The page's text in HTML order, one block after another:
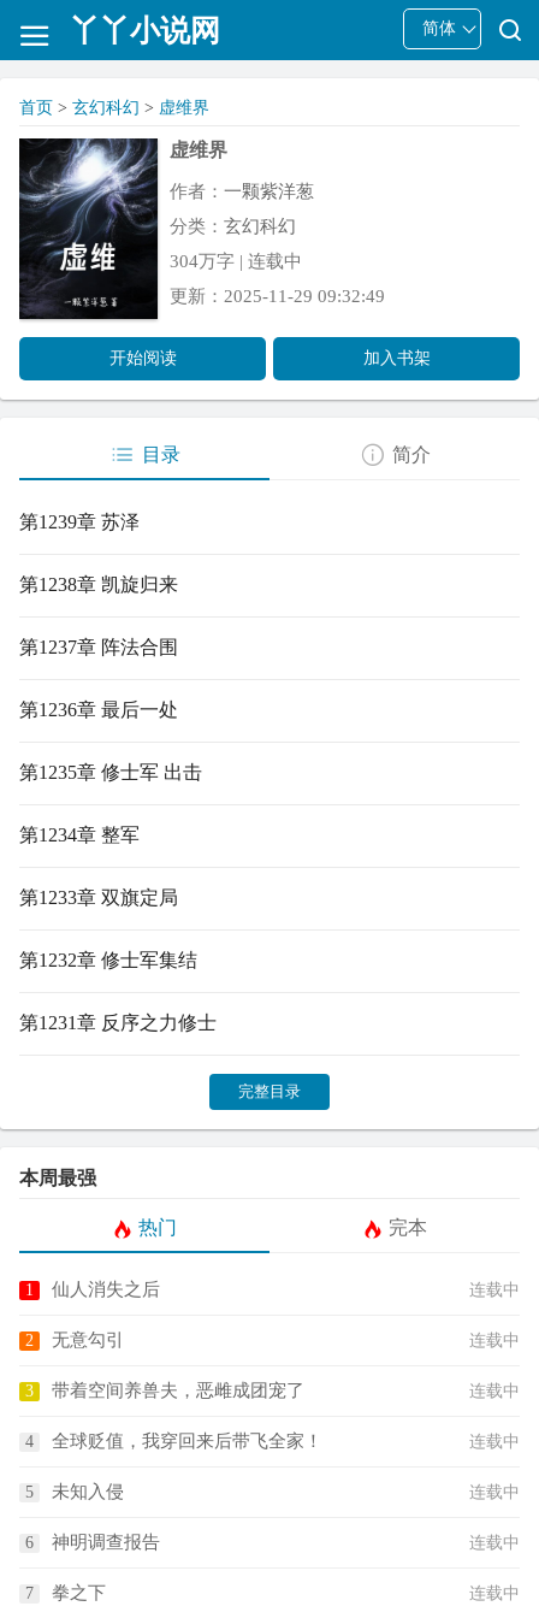
丫丫小说网 简体
首页 > 玄幻科幻 > 虚维界
虚维界
作者： 一颗紫洋葱
分类： 玄幻科幻
304万字 | 连载中
更新：2025-11-29 09:32:49
开始阅读 加入书架
目录 简介
第1239章 苏泽
第1238章 凯旋归来
第1237章 阵法合围
第1236章 最后一处
第1235章 修士军 出击
第1234章 整军
第1233章 双旗定局
第1232章 修士军集结
第1231章 反序之力修士
完整目录
本周最强
热门 完本
仙人消失之后 连载中
无意勾引 连载中
带着空间养兽夫，恶雌成团宠了 连载中
全球贬值，我穿回来后带飞全家！ 连载中
未知入侵 连载中
神明调查报告 连载中
拳之下 连载中